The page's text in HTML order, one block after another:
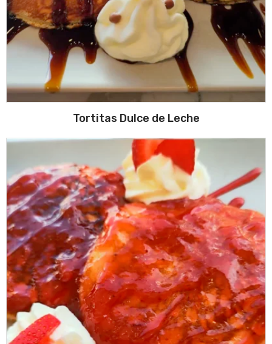
Tortitas Dulce de Leche